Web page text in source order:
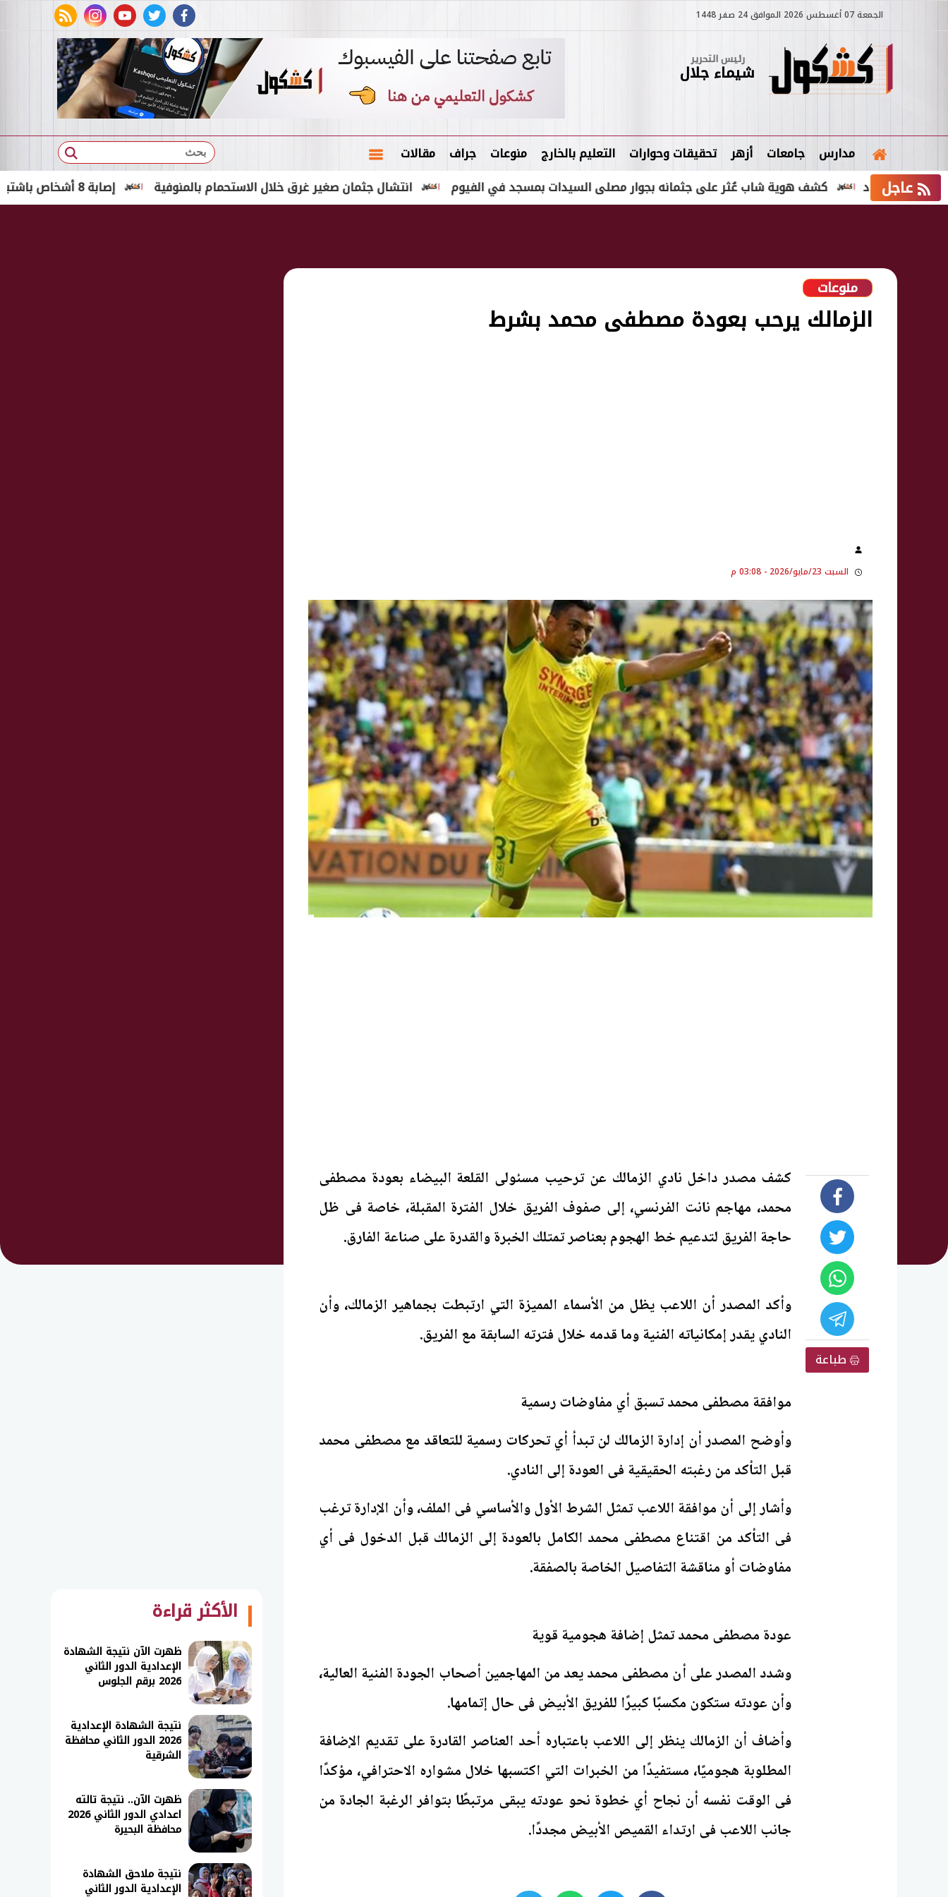
الجمعة 07 أغسطس 2026 الموافق 24 صفر 1448
facebook
twitter
youtube
instagram
rss feed
رئيس التحرير
شيماء جلال
مدارس جامعات أزهر تحقيقات وحوارات التعليم بالخارج منوعات جراف مقالات بحث
عاجل إصابة 8 أشخاص باشتباه نزلة معوية بعد تناول طعام في حفل زفاف بدمياط انتشال جثمان صغير غرق خلال الاستحمام بالمنوفية كشف هوية شاب عُثر على جثمانه بجوار مصلى السيدات بمسجد في الفيوم تشاد
منوعات
الزمالك يرحب بعودة مصطفى محمد بشرط
السبت 23/مايو/2026 - 03:08 م
طباعة
كشف مصدر داخل نادي الزمالك عن ترحيب مسئولى القلعة البيضاء بعودة مصطفى
محمد، مهاجم نانت الفرنسي، إلى صفوف الفريق خلال الفترة المقبلة، خاصة فى ظل
حاجة الفريق لتدعيم خط الهجوم بعناصر تمتلك الخبرة والقدرة على صناعة الفارق.
وأكد المصدر أن اللاعب يظل من الأسماء المميزة التي ارتبطت بجماهير الزمالك، وأن
النادي يقدر إمكانياته الفنية وما قدمه خلال فترته السابقة مع الفريق.
موافقة مصطفى محمد تسبق أي مفاوضات رسمية
وأوضح المصدر أن إدارة الزمالك لن تبدأ أي تحركات رسمية للتعاقد مع مصطفى محمد
قبل التأكد من رغبته الحقيقية فى العودة إلى النادي.
وأشار إلى أن موافقة اللاعب تمثل الشرط الأول والأساسي فى الملف، وأن الإدارة ترغب
فى التأكد من اقتناع مصطفى محمد الكامل بالعودة إلى الزمالك قبل الدخول فى أي
مفاوضات أو مناقشة التفاصيل الخاصة بالصفقة.
عودة مصطفى محمد تمثل إضافة هجومية قوية
وشدد المصدر على أن مصطفى محمد يعد من المهاجمين أصحاب الجودة الفنية العالية،
وأن عودته ستكون مكسبًا كبيرًا للفريق الأبيض فى حال إتمامها.
وأضاف أن الزمالك ينظر إلى اللاعب باعتباره أحد العناصر القادرة على تقديم الإضافة
المطلوبة هجوميًا، مستفيدًا من الخبرات التي اكتسبها خلال مشواره الاحترافي، مؤكدًا
فى الوقت نفسه أن نجاح أي خطوة نحو عودته يبقى مرتبطًا بتوافر الرغبة الجادة من
جانب اللاعب فى ارتداء القميص الأبيض مجددًا.
الأكثر قراءة
ظهرت الآن نتيجة الشهادة
الإعدادية الدور الثاني
2026 برقم الجلوس
نتيجة الشهادة الإعدادية
2026 الدور الثاني محافظة
الشرقية
ظهرت الآن.. نتيجة تالته
اعدادي الدور الثاني 2026
محافظة البحيرة
نتيجة ملاحق الشهادة
الإعدادية الدور الثاني